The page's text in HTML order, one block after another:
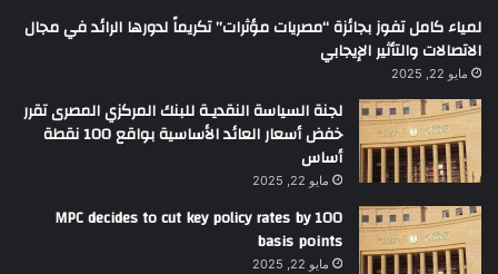
لمياء كامل تفوز بجائزة “مصريات مؤثرات” تكريماً لدورها الرائد في مجال
الاتصالات والتأثير الإيجابي
مايو 22, 2025
لجنة السياسة النقديـة للبنك المركزي المصرى تقرر
خفض أسعار العائد الأساسية بواقع 100 نقطة
أساس
مايو 22, 2025
MPC decides to cut key policy rates by 100
basis points
مايو 22, 2025